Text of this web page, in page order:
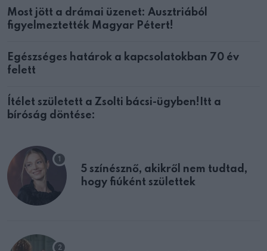
Most jött a drámai üzenet: Ausztriából
figyelmeztették Magyar Pétert!
Egészséges határok a kapcsolatokban 70 év
felett
Ítélet született a Zsolti bácsi-ügyben!Itt a
bíróság döntése:
5 színésznő, akikről nem tudtad,
hogy fiúként születtek